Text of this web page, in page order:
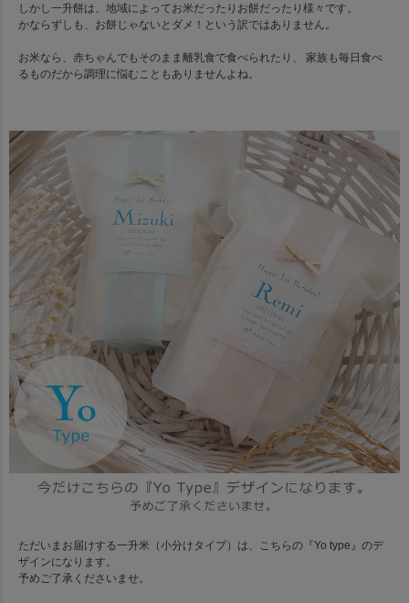
しかし一升餅は、地域によってお米だったりお餅だったり様々です。
かならずしも、お餅じゃないとダメ！という訳ではありません。
お米なら、赤ちゃんでもそのまま離乳食で食べられたり、 家族も毎日食べ
るものだから調理に悩むこともありませんよね。
ただいまお届けする一升米（小分けタイプ）は、こちらの『Yo type』のデ
ザインになります。
予めご了承くださいませ。